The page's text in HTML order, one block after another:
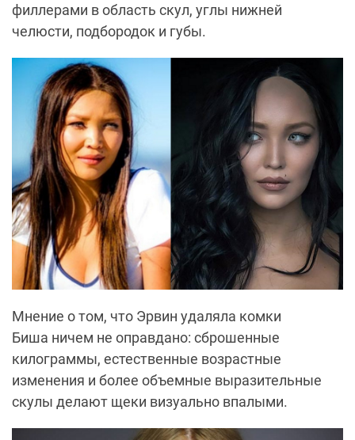
филлерами в область скул, углы нижней
челюсти, подбородок и губы.
Мнение о том, что Эрвин удаляла комки
Биша ничем не оправдано: сброшенные
килограммы, естественные возрастные
изменения и более объемные выразительные
скулы делают щеки визуально впалыми.